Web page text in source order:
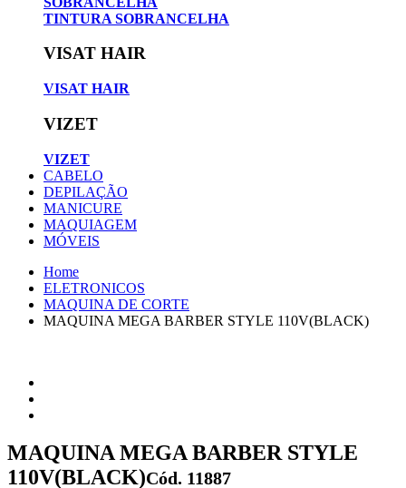
TINTURA SOBRANCELHA
VISAT HAIR
VISAT HAIR
VIZET
VIZET
CABELO
DEPILAÇÃO
MANICURE
MAQUIAGEM
MÓVEIS
Home
ELETRONICOS
MAQUINA DE CORTE
MAQUINA MEGA BARBER STYLE 110V(BLACK)
MAQUINA MEGA BARBER STYLE
110V(BLACK)Cód. 11887